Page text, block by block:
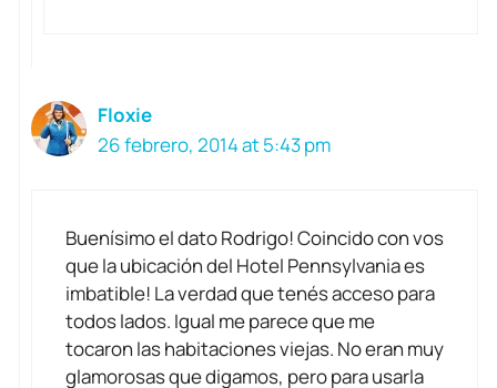
Floxie
26 febrero, 2014 at 5:43 pm
Buenísimo el dato Rodrigo! Coincido con vos
que la ubicación del Hotel Pennsylvania es
imbatible! La verdad que tenés acceso para
todos lados. Igual me parece que me
tocaron las habitaciones viejas. No eran muy
glamorosas que digamos, pero para usarla